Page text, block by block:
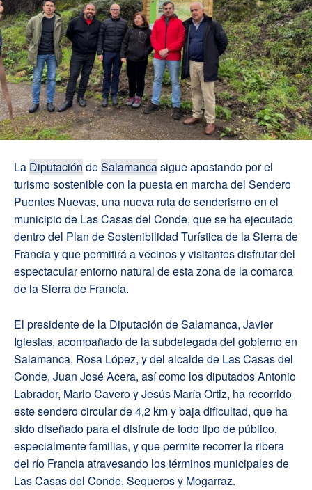
La Diputación deSalamancasigue apostando por el
turismo sostenible con la puesta en marcha del Sendero
Puentes Nuevas, una nueva ruta de senderismo en el
municipio de Las Casas del Conde, que se ha ejecutado
dentro del Plan de Sostenibilidad Turística de la Sierra de
Francia y que permitirá a vecinos y visitantes disfrutar del
espectacular entorno natural de esta zona de la comarca
de la Sierra de Francia.
El presidente de la Diputación de Salamanca, Javier
Iglesias, acompañado de la subdelegada del gobierno en
Salamanca, Rosa López, y del alcalde de Las Casas del
Conde, Juan José Acera, así como los diputados Antonio
Labrador, Mario Cavero y Jesús María Ortiz, ha recorrido
este sendero circular de 4,2 km y baja dificultad, que ha
sido diseñado para el disfrute de todo tipo de público,
especialmente familias, y que permite recorrer la ribera
del río Francia atravesando los términos municipales de
Las Casas del Conde, Sequeros y Mogarraz.